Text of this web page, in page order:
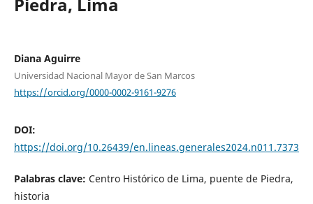
Diana Aguirre
Universidad Nacional Mayor de San Marcos
https://orcid.org/0000-0002-9161-9276
DOI:
https://doi.org/10.26439/en.lineas.generales2024.n011.7373
Palabras clave: Centro Histórico de Lima, puente de Piedra,
historia